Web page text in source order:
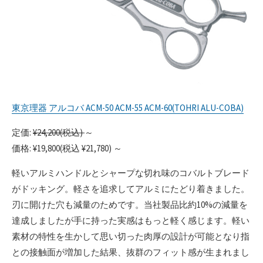
東京理器 アルコバ ACM-50 ACM-55 ACM-60(TOHRI ALU-COBA)
定価: ¥24,200(税込)～
価格: ¥19,800(税込 ¥21,780) ～
軽いアルミハンドルとシャープな切れ味のコバルトブレード
がドッキング。軽さを追求してアルミにたどり着きました。
刃に開けた穴も減量のためです。当社製品比約10%の減量を
達成しましたが手に持った実感はもっと軽く感じます。軽い
素材の特性を生かして思い切った肉厚の設計が可能となり指
との接触面が増加した結果、抜群のフィット感が生まれまし